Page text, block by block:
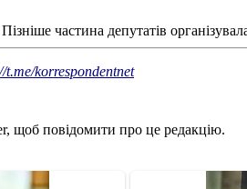
частина депутатів
t.me/korrespondentnet
щоб повідомити про це редакцію.